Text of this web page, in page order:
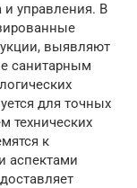
и управления. В
выявляют
санитарным
для точных
технических
к
аспектами